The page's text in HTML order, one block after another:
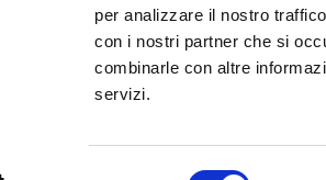
per analizzare il nostro
con i nostri partner che si
combinarle con altre
servizi.
infostudiopalmas@gmail.com
| CU: KRRH6B9